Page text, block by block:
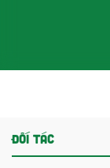
ĐỐI TÁC